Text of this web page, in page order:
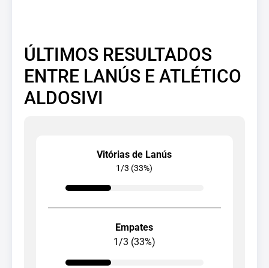
ÚLTIMOS RESULTADOS
ENTRE LANÚS E ATLÉTICO
ALDOSIVI
Vitórias de Lanús
1/3 (33%)
Empates
1/3 (33%)